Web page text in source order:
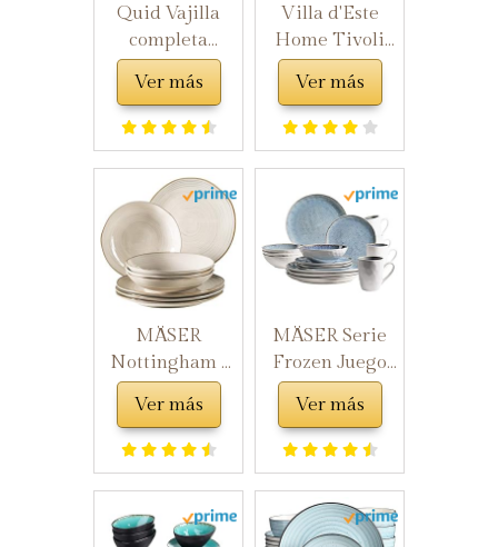
Quid Vajilla
completa
moderna de
porcelana para
6 personas (18
piezas)|Platos
llanos, Platos
hondos, Platos
postre
Ver más
Villa d'Este
Home Tivoli
2195378 Marea
- Mesa de 18
piezas,
porcelana +
gres
Ver más
MÄSER
Nottingham -
Vajilla de
cerámica,
Beige
Ver más
MÄSER Serie
Frozen Juego
de vajilla de
cerámica para 4
Personas, 16
Piezas con
Formas
orgánicas,
Ver más